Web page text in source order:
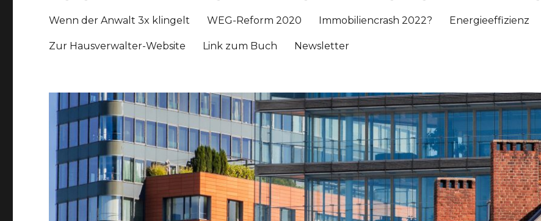
Wenn der Anwalt 3x klingelt WEG-Reform 2020 Immobiliencrash 2022? Energieeffizienz
Zur Hausverwalter-Website Link zum Buch Newsletter